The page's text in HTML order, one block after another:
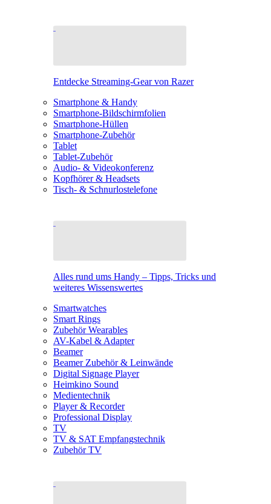
Entdecke Streaming-Gear von Razer
Smartphone & Handy
Smartphone-Bildschirmfolien
Smartphone-Hüllen
Smartphone-Zubehör
Tablet
Tablet-Zubehör
Audio- & Videokonferenz
Kopfhörer & Headsets
Tisch- & Schnurlostelefone
Alles rund ums Handy – Tipps, Tricks und
weiteres Wissenswertes
Smartwatches
Smart Rings
Zubehör Wearables
AV-Kabel & Adapter
Beamer
Beamer Zubehör & Leinwände
Digital Signage Player
Heimkino Sound
Medientechnik
Player & Recorder
Professional Display
TV
TV & SAT Empfangstechnik
Zubehör TV